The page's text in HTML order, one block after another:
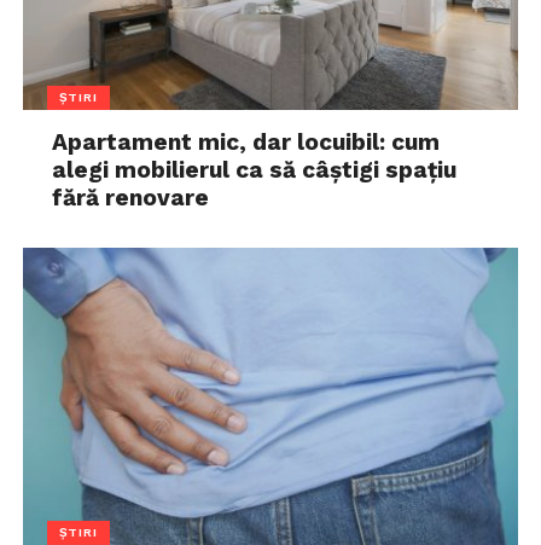
ȘTIRI
Apartament mic, dar locuibil: cum
alegi mobilierul ca să câștigi spațiu
fără renovare
ȘTIRI